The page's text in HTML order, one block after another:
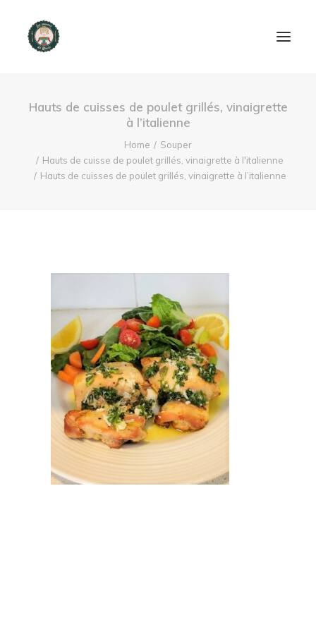
ACCUEIL
PRODUITS ET SERVICES
NOUS CONTACTER
Hauts de cuisses de poulet grillés, vinaigrette
à l’italienne
Home
Souper
Hauts de cuisse de poulet grillés, vinaigrette à l'italienne
Hauts de cuisses de poulet grillés, vinaigrette à l’italienne